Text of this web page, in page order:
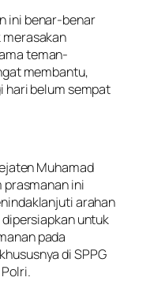
ini benar-benar
teman-
membantu,
hari belum sempat
Muhamad
prasmanan ini
arahan
untuk
pada
di SPPG